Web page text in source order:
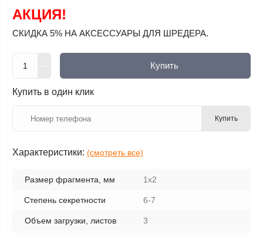
АКЦИЯ!
СКИДКА 5% НА АКСЕССУАРЫ ДЛЯ ШРЕДЕРА.
Купить
Купить в один клик
Купить
Характеристики: (смотреть все)
Размер фрагмента, мм 1х2
Степень секретности 6-7
Объем загрузки, листов 3